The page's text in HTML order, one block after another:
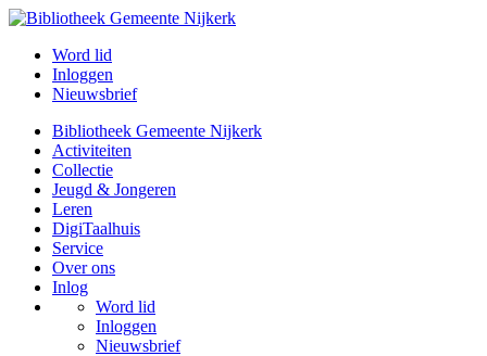
Word lid
Inloggen
Nieuwsbrief
Bibliotheek Gemeente Nijkerk
Activiteiten
Collectie
Jeugd & Jongeren
Leren
DigiTaalhuis
Service
Over ons
Inlog
Word lid
Inloggen
Nieuwsbrief